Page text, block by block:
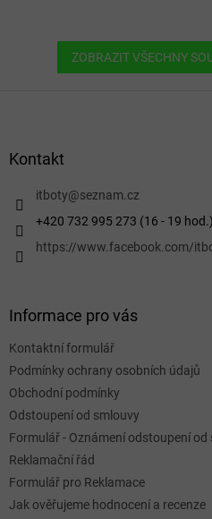
ZOBRAZIT VŠECHNY
Kontakt
itboty@seznam.cz
+420 732 995 273 (16 - 19 hod.)
https://www.facebook.com/
Informace pro vás
Kontaktní formulář
Podmínky ochrany osobních údajů
Obchodní podmínky
Odstoupení od smlouvy
Formulář - Oznámení odstoupení od
Reklamační řád
Formulář pro Reklamace
Jak ověřujeme hodnocení a recenze